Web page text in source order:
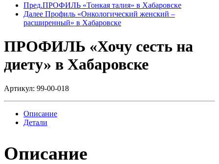
Пред.ПРОФИЛЬ «Тонкая талия» в Хабаровске
Далее Профиль «Онкологический женский –
расширенный» в Хабаровске
ПРОФИЛЬ «Хочу сесть на
диету» в Хабаровске
Артикул: 99-00-018
Описание
Детали
Описание